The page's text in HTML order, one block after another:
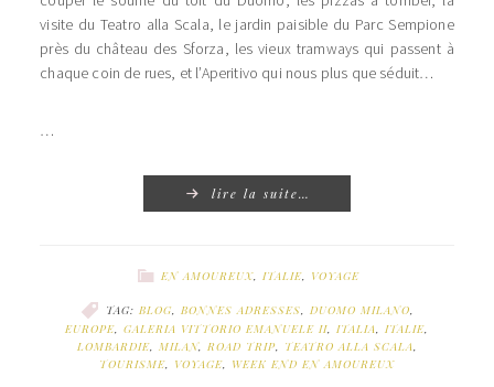
visite du Teatro alla Scala, le jardin paisible du Parc Sempione
près du château des Sforza, les vieux tramways qui passent à
chaque coin de rues, et l’Aperitivo qui nous plus que séduit…
…
lire la suite…
EN AMOUREUX, ITALIE, VOYAGE
TAG: BLOG, BONNES ADRESSES DUOMO MILANO
EUROPE GALERIA VITTORIO EMANUELE II ITALIA ITALIE
LOMBARDIE, MILAN, ROAD TRIP, TEATRO ALLA SCALA
TOURISME
VOYAGE WEEK END EN AMOUREUX